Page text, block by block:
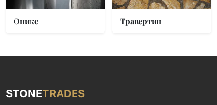
Оникс Травертин
STONETRADES